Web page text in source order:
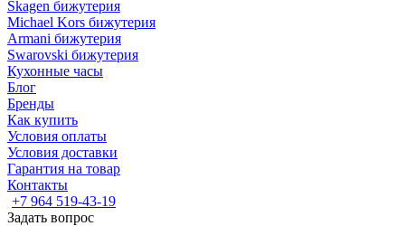
Skagen бижутерия
Michael Kors бижутерия
Armani бижутерия
Swarovski бижутерия
Кухонные часы
Блог
Бренды
Как купить
Условия оплаты
Условия доставки
Гарантия на товар
Контакты
+7 964 519-43-19
Задать вопрос